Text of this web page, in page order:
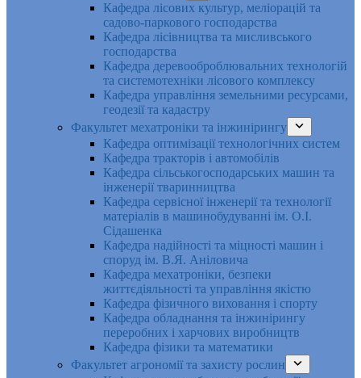
Кафедра лісових культур, меліорацій та
садово-паркового господарства
Кафедра лісівництва та мисливського
господарства
Кафедра деревооброблювальних технологій
та системотехніки лісового комплексу
Кафедра управління земельними ресурсами,
геодезії та кадастру
Факультет мехатроніки та інжинірингу
Кафедра оптимізації технологічних систем
Кафедра тракторів і автомобілів
Кафедра сільськогосподарських машин та
інженерії тваринництва
Кафедра cервісної інженерії та технології
матеріалів в машинобудуванні ім. О.І.
Сідашенка
Кафедра надійності та міцності машин і
споруд ім. В.Я. Аніловича
Кафедра мехатроніки, безпеки
життєдіяльності та управління якістю
Кафедра фізичного виховання і спорту
Кафедра обладнання та інжинірингу
переробних і харчових виробництв
Кафедра фізики та математики
Факультет агрономії та захисту рослин